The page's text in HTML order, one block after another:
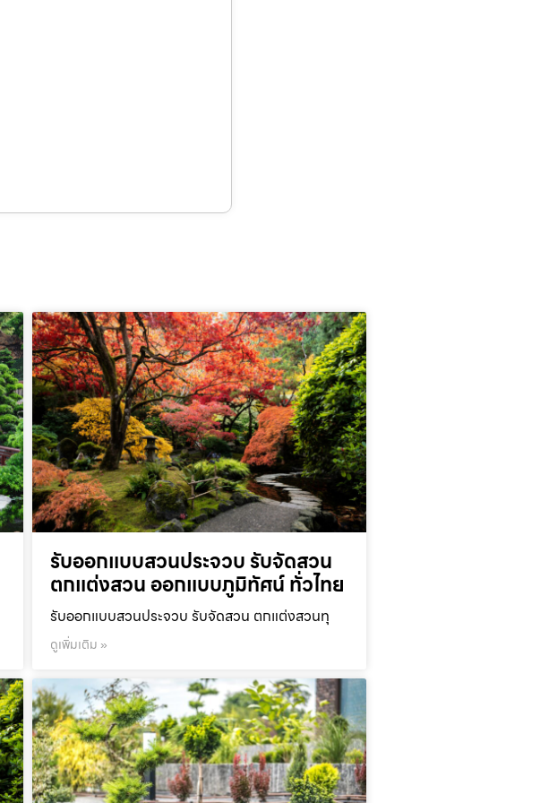
รับออกแบบสวนประจวบ รับจัดสวน
ตกแต่งสวน ออกแบบภูมิทัศน์ ทั่วไทย
รับออกแบบสวนประจวบ รับจัดสวน ตกแต่งสวนทุ
ดูเพิ่มเติม »